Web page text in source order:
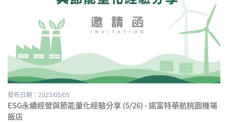
發布日期：2023/05/05
ESG永續經營與節能量化經驗分享 (5/26) - 諾富特華航桃園機場
飯店